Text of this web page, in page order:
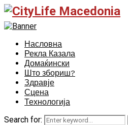
Насловна
Рекла Казала
Домаќински
Што збориш?
Здравје
Сцена
Технологија
Search for: